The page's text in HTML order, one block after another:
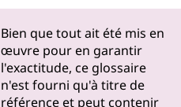
Bien que tout ait été mis en
œuvre pour en garantir
l'exactitude, ce glossaire
n'est fourni qu'à titre de
référence et peut contenir